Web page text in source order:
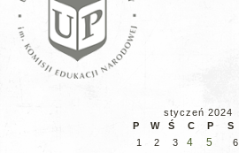
styczeń 2024
P
W Ś C P S
1
2 3 4 5 6